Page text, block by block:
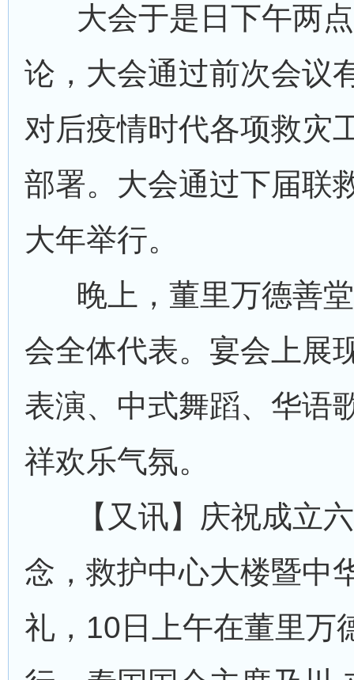
大会于是日下午两
论，大会通过前次会议
对后疫情时代各项救灾
部署。大会通过下届联
大年举行。
晚上，董里万德善
会全体代表。宴会上展
表演、中式舞蹈、华语
祥欢乐气氛。
【又讯】庆祝成立
念，救护中心大楼暨中
礼，10日上午在董里万